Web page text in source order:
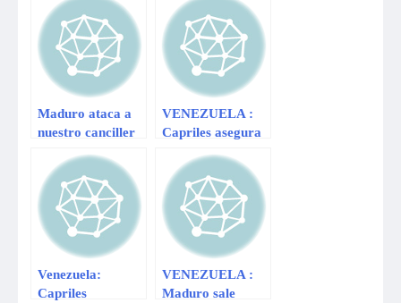
quiere que
aplaudan sus
barbaridades”
muerte
Maduro ataca a
nuestro canciller
pedir tolerancia y
diálogo
VENEZUELA :
Capriles asegura
60% de los votos
en nuevas
elecciones
Venezuela:
Capriles
VENEZUELA :
Maduro sale